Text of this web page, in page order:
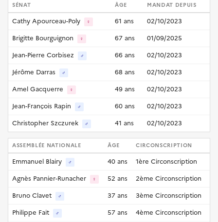
SÉNAT ÂGE MANDAT DEPUIS
Cathy Apourceau-Poly ♀ 61 ans
02/10/2023
Brigitte Bourguignon
♀ 67 ans
01/09/2025
Jean-Pierre Corbisez
♂ 66 ans
02/10/2023
Jérôme Darras
♂ 68 ans
02/10/2023
Amel Gacquerre
♀ 49 ans
02/10/2023
Jean-François Rapin
♂ 60 ans
02/10/2023
Christopher Szczurek
♂ 41 ans 02/10/2023
ASSEMBLÉE NATIONALE ÂGE CIRCONSCRIPTION
Emmanuel Blairy ♂ 40 ans
1ère Circonscription
Agnès Pannier-Runacher
♀ 52 ans
2ème Circonscription
Bruno Clavet
♂ 37 ans
3ème Circonscription
Philippe Fait
♂ 57 ans
4ème Circonscription